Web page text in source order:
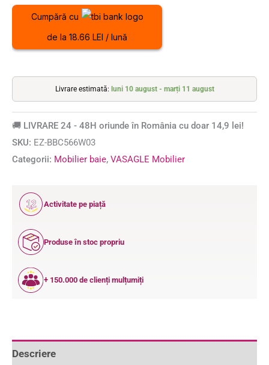
Cumpără cu
de la 18.66 LEI / lună
Livrare estimată: luni 10 august - marți 11 august
🚚 LIVRARE 24 - 48H oriunde în România cu doar 14,9 lei!
SKU: EZ-BBC566W03
Categorii: Mobilier baie, VASAGLE Mobilier
12
ANI
Activitate pe piață
Produse în stoc propriu
+ 150.000 de clienți mulțumiți
Descriere